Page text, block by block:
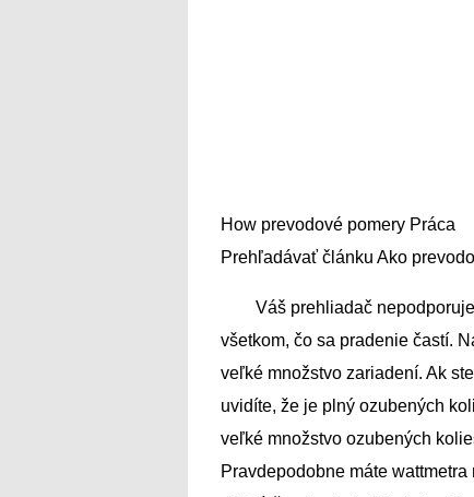
How prevodové pomery Práca
Prehľadávať článku Ako
Váš prehliadač
všetkom, čo sa pradenie častí.
veľké množstvo zariadení. Ak
uvidíte, že je plný ozubených
veľké množstvo ozubených
Pravdepodobne máte